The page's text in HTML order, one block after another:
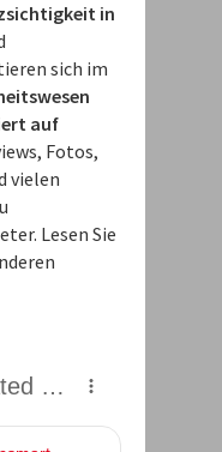
in
sich im
auf
Fotos,
vielen
Lesen Sie